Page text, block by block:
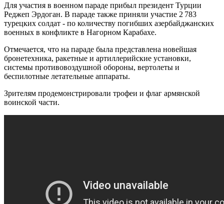
Для участия в военном параде прибыл президент Турции
Реджеп Эрдоган. В параде также приняли участие 2 783
турецких солдат - по количеству погибших азербайджанских
военных в конфликте в Нагорном Карабахе.
Отмечается, что на параде была представлена новейшая
бронетехника, ракетные и артиллерийские установки,
системы противовоздушной обороны, вертолеты и
беспилотные летательные аппараты.
Зрителям продемонстрировали трофеи и флаг армянской
воинской части.